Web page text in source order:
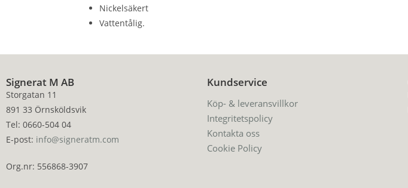
Nickelsäkert
Vattentålig.
Signerat M AB
Storgatan 11
891 33 Örnsköldsvik
Tel: 0660-504 04
E-post: info@signeratm.com
Org.nr: 556868-3907
Kundservice
Köp- & leveransvillkor
Integritetspolicy
Kontakta oss
Cookie Policy